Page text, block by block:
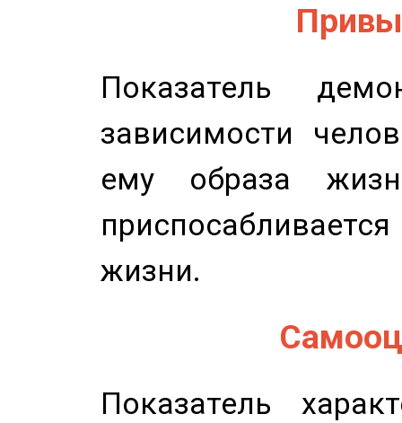
Показатель
зависимости
ему образа
жизни.
Показатель